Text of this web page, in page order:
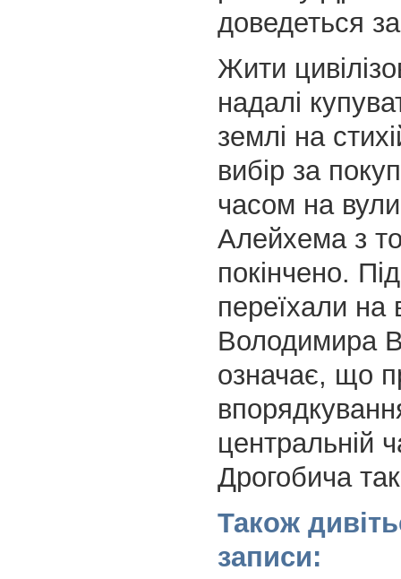
доведеться
Жити
надалі
землі на
вибір за
часом на
Алейхема з
покінчено.
переїхали на
Володимира
означає, що
центральній
Дрогобича
Також
записи: